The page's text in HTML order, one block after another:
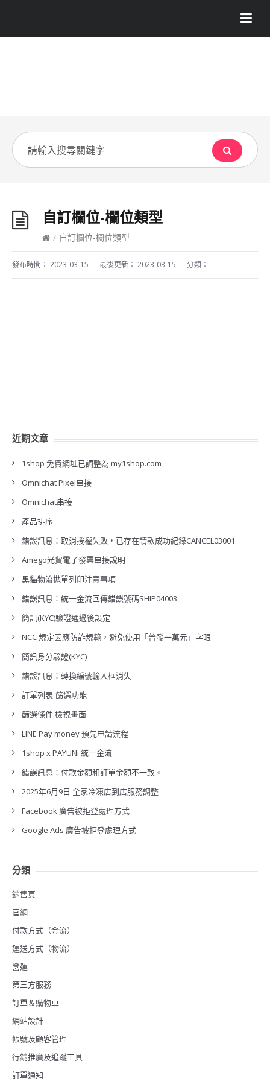
自訂欄位-欄位類型
/ 自訂欄位-欄位類型
發布時間： 2023-03-15 最後更新： 2023-03-15 分類：
近期文章
1shop 免費網址已調整為 my1shop.com
Omnichat Pixel串接
Omnichat串接
產品排序
錯誤訊息：取消授權失敗，已存在請款成功紀錄CANCEL03001
Amego光貿電子發票串接說明
黑貓物流拋單列印注意事項
錯誤訊息：統一金流回傳錯誤號碼SHIP04003
簡訊(KYC)驗證通過後設定
NCC 規定因應防詐規範，避免使用「普發一萬元」字眼
簡訊身分驗證(KYC)
錯誤訊息：轉換編號輸入框消失
訂單列表-篩選功能
篩選條件:檢視畫面
LINE Pay money 預先申請流程
1shop x PAYUNi 統一金流
錯誤訊息：付款金額和訂單金額不一致。
2025年6月9日 全家冷凍店到店服務調整
Facebook 廣告被拒登處理方式
Google Ads 廣告被拒登處理方式
分類
銷售頁
官網
付款方式（金流）
運送方式（物流）
營運
第三方服務
訂單＆購物車
網站設計
帳號及顧客管理
行銷推廣及追蹤工具
訂單通知